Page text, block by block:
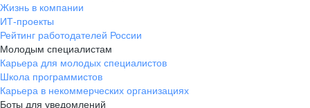
Жизнь в компании
ИТ-проекты
Рейтинг работодателей России
Молодым специалистам
Карьера для молодых специалистов
Школа программистов
Карьера в некоммерческих организациях
Боты для уведомлений